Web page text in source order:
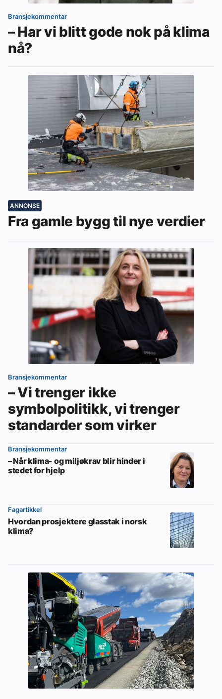
Bransjekommentar
– Har vi blitt gode nok på klima
nå?
ANNONSE
Fra gamle bygg til nye verdier
Bransjekommentar
– Vi trenger ikke
symbolpolitikk, vi trenger
standarder som virker
Bransjekommentar
– Når klima- og miljøkrav blir hinder i
stedet for hjelp
Fagartikkel
Hvordan prosjektere glasstak i norsk
klima?